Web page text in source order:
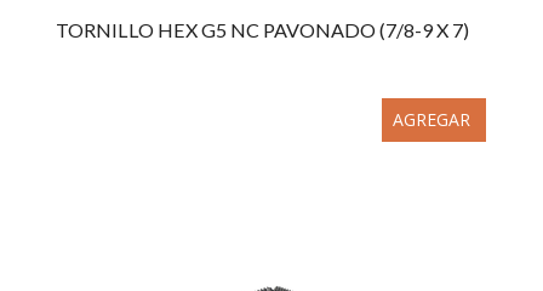
TORNILLO HEX G5 NC PAVONADO (7/8-9 X 7)
AGREGAR